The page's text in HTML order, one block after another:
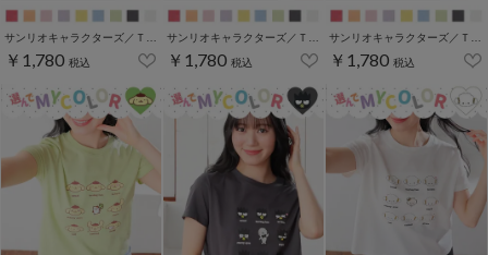
￥1,780 税込 ￥1,780 税込 ￥1,780 税込